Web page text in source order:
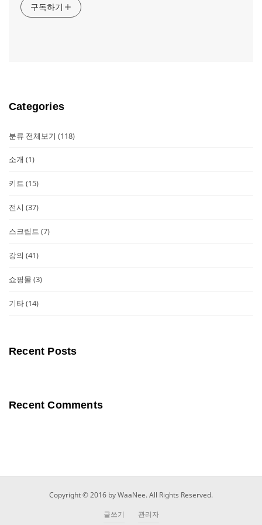
구독하기
Categories
분류 전체보기 (118)
소개 (1)
키트 (15)
전시 (37)
스크립트 (7)
강의 (41)
쇼핑몰 (3)
기타(14)
Recent Posts
Recent Comments
Copyright © 2016 by WaaNee. All Rights Reserved.
글쓰기
관리자